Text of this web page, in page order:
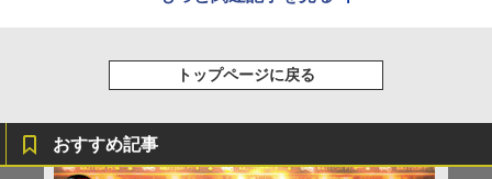
トップページに戻る
おすすめ記事